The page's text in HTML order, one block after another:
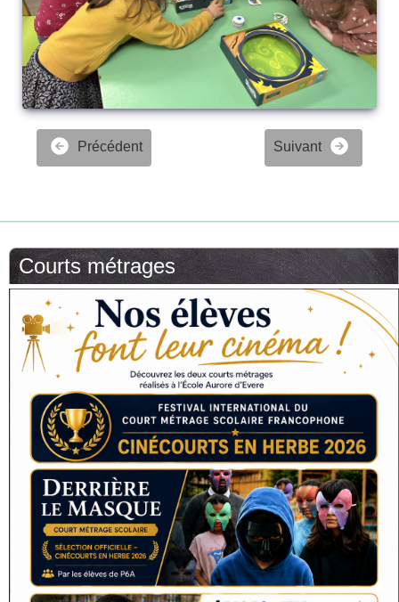
Précédent Suivant
Courts métrages